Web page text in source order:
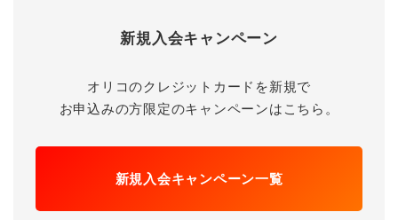
新規入会キャンペーン
オリコのクレジットカードを新規で
お申込みの方限定のキャンペーンはこちら。
新規入会キャンペーン一覧